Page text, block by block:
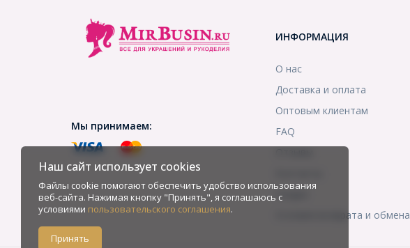
Мы принимаем:
ИНФОРМАЦИЯ
О нас
Доставка и оплата
Оптовым клиентам
FAQ
Скидки
Условия возврата и обмена
Наш сайт использует cookies
Файлы cookie помогают обеспечить удобство использования
веб-сайта. Нажимая кнопку "Принять", я соглашаюсь с
условиями пользовательского соглашения.
Принять